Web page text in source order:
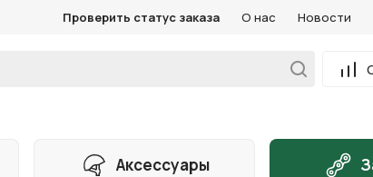
Проверить статус заказа О нас Новости
Аксессуары